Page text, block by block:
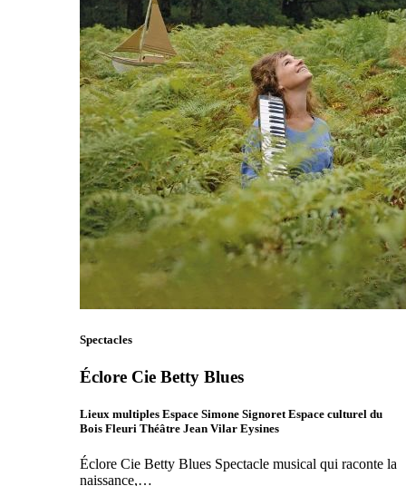
Spectacles
Éclore Cie Betty Blues
Lieux multiples Espace Simone Signoret Espace culturel du
Bois Fleuri Théâtre Jean Vilar Eysines
Éclore Cie Betty Blues Spectacle musical qui raconte la
naissance,…